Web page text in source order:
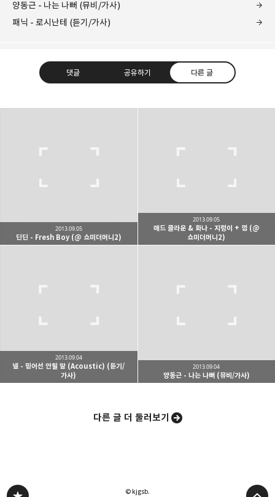
양동근 - 나는 나뻐 (뮤비/가사)
패닉 - 로시난테 (듣기/가사)
댓글 공유하기 다른 글
kjgsb
구독하기
딘딘 - Fresh Boy (@ 쇼미더머니2)
2013.09.05
매드 클라운 & 화나 - 지렁이 + 껌 (@
쇼미더머니2)
2013.09.05
넬 - 믿어선 안될 말 (Acoustic) (듣기/
가사)
2013.09.04
양동근 - 나는 나뻐 (뮤비/가사)
2013.09.04
다른 글 더 둘러보기
© kjgsb.